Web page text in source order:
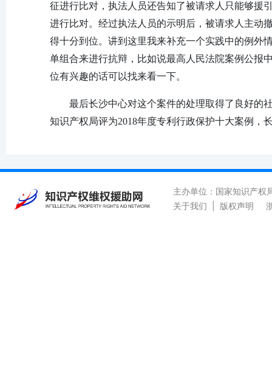
征进行比对，执法人员还告知了被请求人只能够援
进行比对。经过执法人员的示明后，被请求人主动
得十分到位。讲到这里我来补充一个实践中的例外
单组合来进行抗辩，比如说最高人民法院案例公报
位有兴趣的话可以找来看一下。
最后长沙中心对这个案件的处理取得了良好的
知识产权局评为2018年度专利行政保护十大案例，
主办单位：国家知识产
关于我们
版权声明